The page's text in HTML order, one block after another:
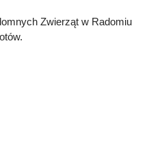
Zwierząt w Radomiu